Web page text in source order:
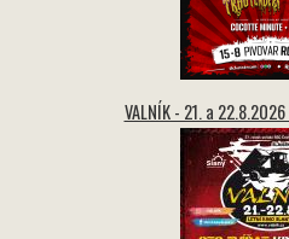
VALNÍK - 21. a